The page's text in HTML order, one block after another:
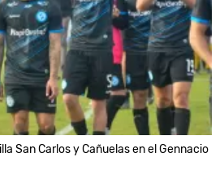
San Carlos y Cañuelas en el Gennacio